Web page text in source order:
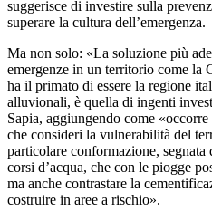
suggerisce di investire sulla
superare la cultura dell’emergenza.
Ma non solo: «La soluzione più
emergenze in un territorio come la
ha il primato di essere la regione
alluvionali, è quella di ingenti
Sapia, aggiungendo come
che consideri la vulnerabilità del
particolare conformazione,
corsi d’acqua, che con le piogge
ma anche contrastare la
costruire in aree a rischio».